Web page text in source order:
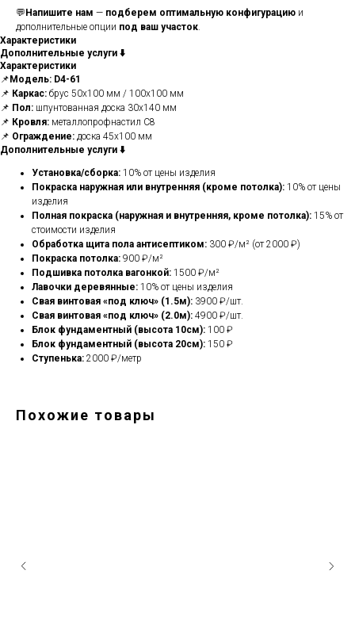
💬 Напишите нам — подберем оптимальную конфигурацию и
дополнительные опции под ваш участок.
Характеристики
Дополнительные услуги ⬇️
Характеристики
📌 Модель: D4-61
📌 Каркас: брус 50х100 мм / 100х100 мм
📌 Пол: шпунтованная доска 30х140 мм
📌 Кровля: металлопрофнастил С8
📌 Ограждение: доска 45х100 мм
Дополнительные услуги ⬇️
Установка/сборка: 10% от цены изделия
Покраска наружная или внутренняя (кроме потолка): 10% от цены
изделия
Полная покраска (наружная и внутренняя, кроме потолка): 15% от
стоимости изделия
Обработка щита пола антисептиком: 300 ₽/м² (от 2000 ₽)
Покраска потолка: 900 ₽/м²
Подшивка потолка вагонкой: 1500 ₽/м²
Лавочки деревянные: 10% от цены изделия
Свая винтовая «под ключ» (1.5м): 3900 ₽/шт.
Свая винтовая «под ключ» (2.0м): 4900 ₽/шт.
Блок фундаментный (высота 10см): 100 ₽
Блок фундаментный (высота 20см): 150 ₽
Ступенька: 2000 ₽/метр
Похожие товары